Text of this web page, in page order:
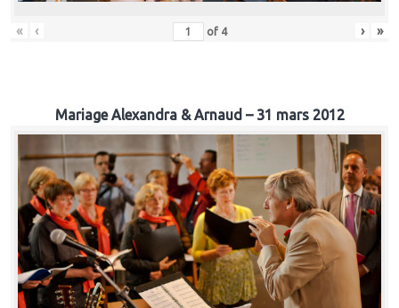
« ‹ of 4 › »
Mariage Alexandra & Arnaud – 31 mars 2012